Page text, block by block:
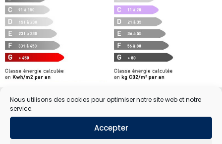
Nous utilisons des cookies pour optimiser notre site web et notre
service.
Accepter
Contact